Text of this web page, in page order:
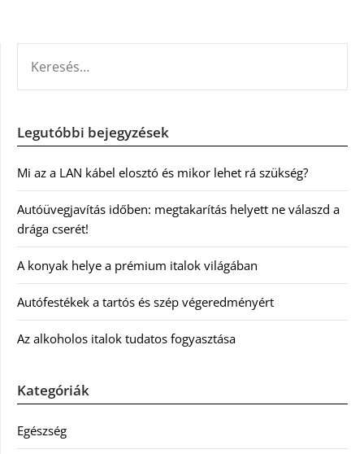
Legutóbbi bejegyzések
Mi az a LAN kábel elosztó és mikor lehet rá szükség?
Autóüvegjavítás időben: megtakarítás helyett ne válaszd a
drága cserét!
A konyak helye a prémium italok világában
Autófestékek a tartós és szép végeredményért
Az alkoholos italok tudatos fogyasztása
Kategóriák
Egészség